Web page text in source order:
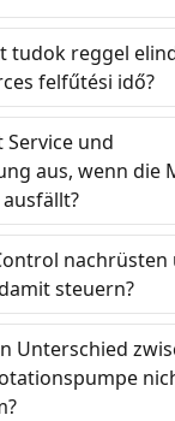
tudok reggel
felfűtési idő?
Service und
aus, wenn die
steuern?
Unterschied